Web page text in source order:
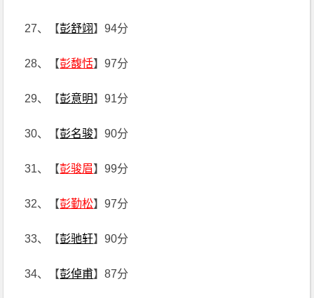
27、【彭舒翊】94分
28、【彭馥恬】97分
29、【彭意明】91分
30、【彭名骏】90分
31、【彭骏眉】99分
32、【彭勤松】97分
33、【彭驰轩】90分
34、【彭倬甫】87分